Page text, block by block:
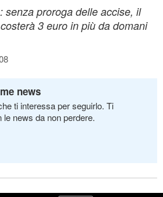
senza proroga delle accise, il
3 euro in più da domani
news
ti interessa per seguirlo. Ti
news da non perdere.